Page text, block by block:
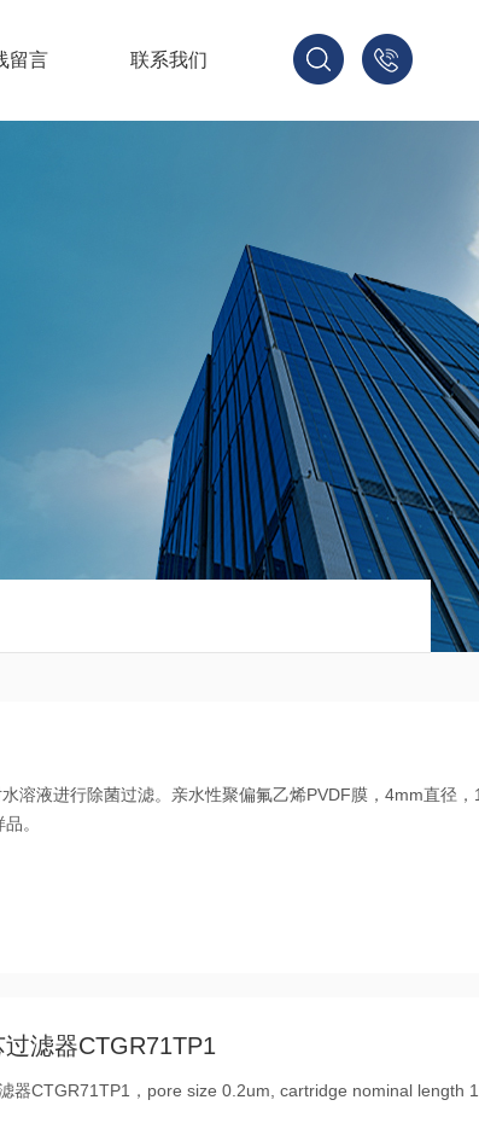
留言 联系我们
溶液进行除菌过滤。亲水性聚偏氟乙烯PVDF膜，4mm直径，
。
滤器CTGR71TP1
器CTGR71TP1，​pore size 0.2um, cartridge nominal length